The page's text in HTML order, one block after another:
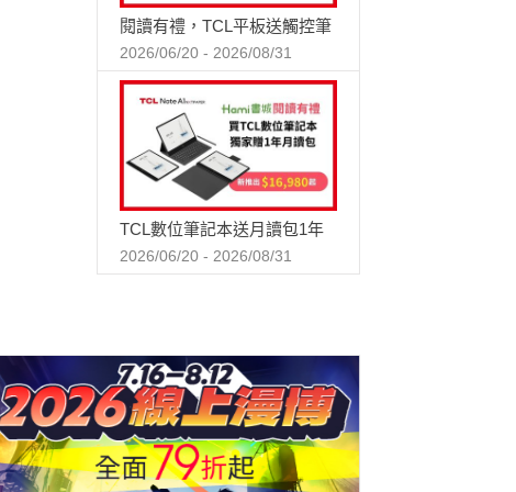
閱讀有禮，TCL平板送觸控筆
2026/06/20 - 2026/08/31
TCL數位筆記本送月讀包1年
2026/06/20 - 2026/08/31